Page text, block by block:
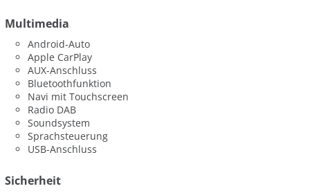
Multimedia
Android-Auto
Apple CarPlay
AUX-Anschluss
Bluetoothfunktion
Navi mit Touchscreen
Radio DAB
Soundsystem
Sprachsteuerung
USB-Anschluss
Sicherheit